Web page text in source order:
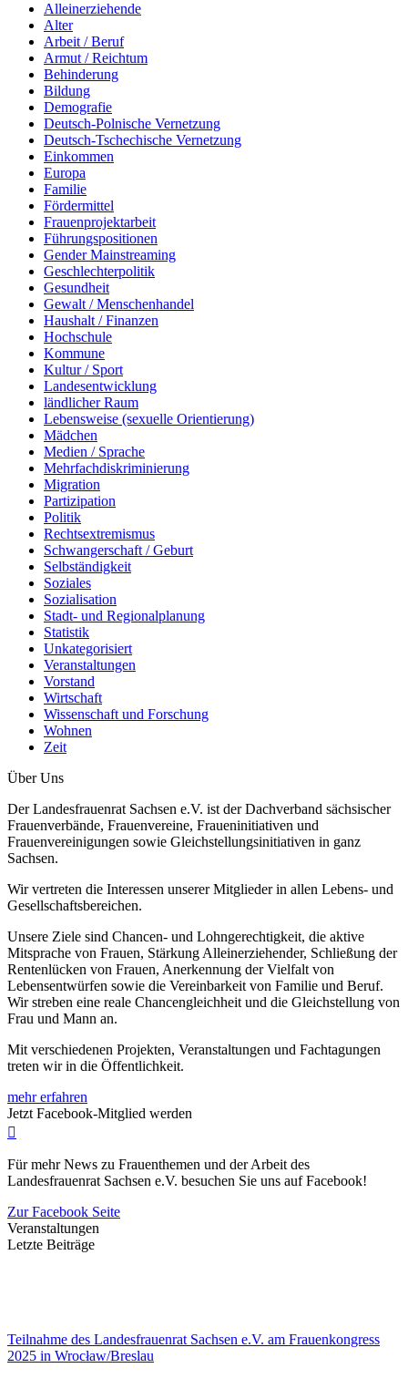
Alleinerziehende
Alter
Arbeit / Beruf
Armut / Reichtum
Behinderung
Bildung
Demografie
Deutsch-Polnische Vernetzung
Deutsch-Tschechische Vernetzung
Einkommen
Europa
Familie
Fördermittel
Frauenprojektarbeit
Führungspositionen
Gender Mainstreaming
Geschlechterpolitik
Gesundheit
Gewalt / Menschenhandel
Haushalt / Finanzen
Hochschule
Kommune
Kultur / Sport
Landesentwicklung
ländlicher Raum
Lebensweise (sexuelle Orientierung)
Mädchen
Medien / Sprache
Mehrfachdiskriminierung
Migration
Partizipation
Politik
Rechtsextremismus
Schwangerschaft / Geburt
Selbständigkeit
Soziales
Sozialisation
Stadt- und Regionalplanung
Statistik
Unkategorisiert
Veranstaltungen
Vorstand
Wirtschaft
Wissenschaft und Forschung
Wohnen
Zeit
Über Uns
Der Landesfrauenrat Sachsen e.V. ist der Dachverband sächsischer
Frauenverbände, Frauenvereine, Fraueninitiativen und
Frauenvereinigungen sowie Gleichstellungsinitiativen in ganz
Sachsen.
Wir vertreten die Interessen unserer Mitglieder in allen Lebens- und
Gesellschaftsbereichen.
Unsere Ziele sind Chancen- und Lohngerechtigkeit, die aktive
Mitsprache von Frauen, Stärkung Alleinerziehender, Schließung der
Rentenlücken von Frauen, Anerkennung der Vielfalt von
Lebensentwürfen sowie die Vereinbarkeit von Familie und Beruf.
Wir streben eine reale Chancengleichheit und die Gleichstellung von
Frau und Mann an.
Mit verschiedenen Projekten, Veranstaltungen und Fachtagungen
treten wir in die Öffentlichkeit.
mehr erfahren
Jetzt Facebook-Mitglied werden
Für mehr News zu Frauenthemen und der Arbeit des
Landesfrauenrat Sachsen e.V. besuchen Sie uns auf Facebook!
Zur Facebook Seite
Veranstaltungen
Letzte Beiträge
Teilnahme des Landesfrauenrat Sachsen e.V. am Frauenkongress
2025 in Wrocław/Breslau